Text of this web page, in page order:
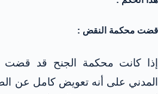
قضت محكمة النقض :
إذا كانت محكمة الجنح قد قضت
المدني على أنه تعويض كامل عن